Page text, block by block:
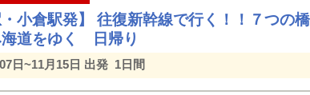
・小倉駅発】 往復新幹線で行く！！７つの
海道をゆく 日帰り
日~11月15日 出発 1日間